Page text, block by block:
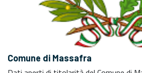
Comune di Massafra